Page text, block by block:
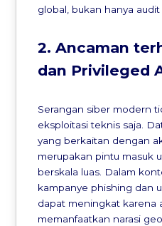
global, bukan hanya
2. Ancaman
dan Privileged
Serangan siber modern
eksploitasi teknis saja.
yang berkaitan dengan
merupakan pintu masuk
berskala luas. Dalam
kampanye phishing dan
dapat meningkat karena
memanfaatkan narasi